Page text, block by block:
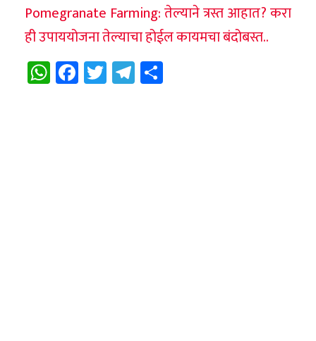
Pomegranate Farming: तेल्याने त्रस्त आहात? करा
ही उपाययोजना तेल्याचा होईल कायमचा बंदोबस्त..
WhatsApp
Facebook
TwitterTelegram